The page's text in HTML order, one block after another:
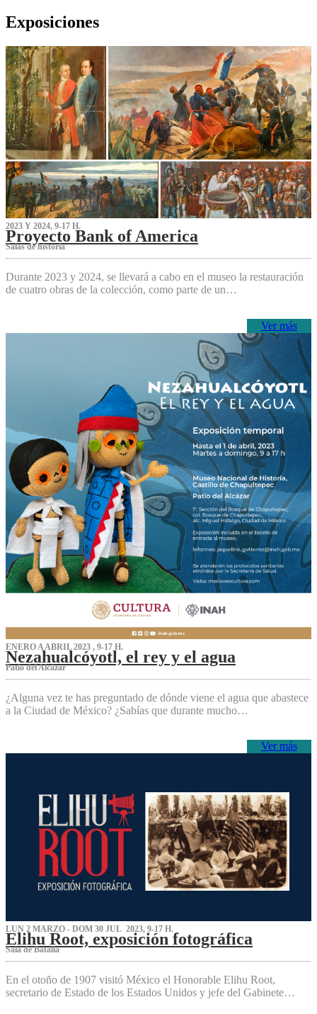
Exposiciones
2023 Y 2024, 9-17 H.
Proyecto Bank of America
S‌alas de historia
Durante 2023 y 2024, se llevará a cabo en el museo la restauración
de cuatro obras de la colección, como parte de un…
Ver más
ENERO A ABRIL 2023 , 9-17 H.
Nezahualcóyotl, el rey y el agua
Patio del Alcázar
¿Alguna vez te has preguntado de dónde viene el agua que abastece
a la Ciudad de México? ¿Sabías que durante mucho…
Ver más
LUN 2 MARZO - DOM 30 JUL 2023, 9-17 H.
Elihu Root, exposición fotográfica
Sala de Batalla
En el otoño de 1907 visitó México el Honorable Elihu Root,
secretario de Estado de los Estados Unidos y jefe del Gabinete…